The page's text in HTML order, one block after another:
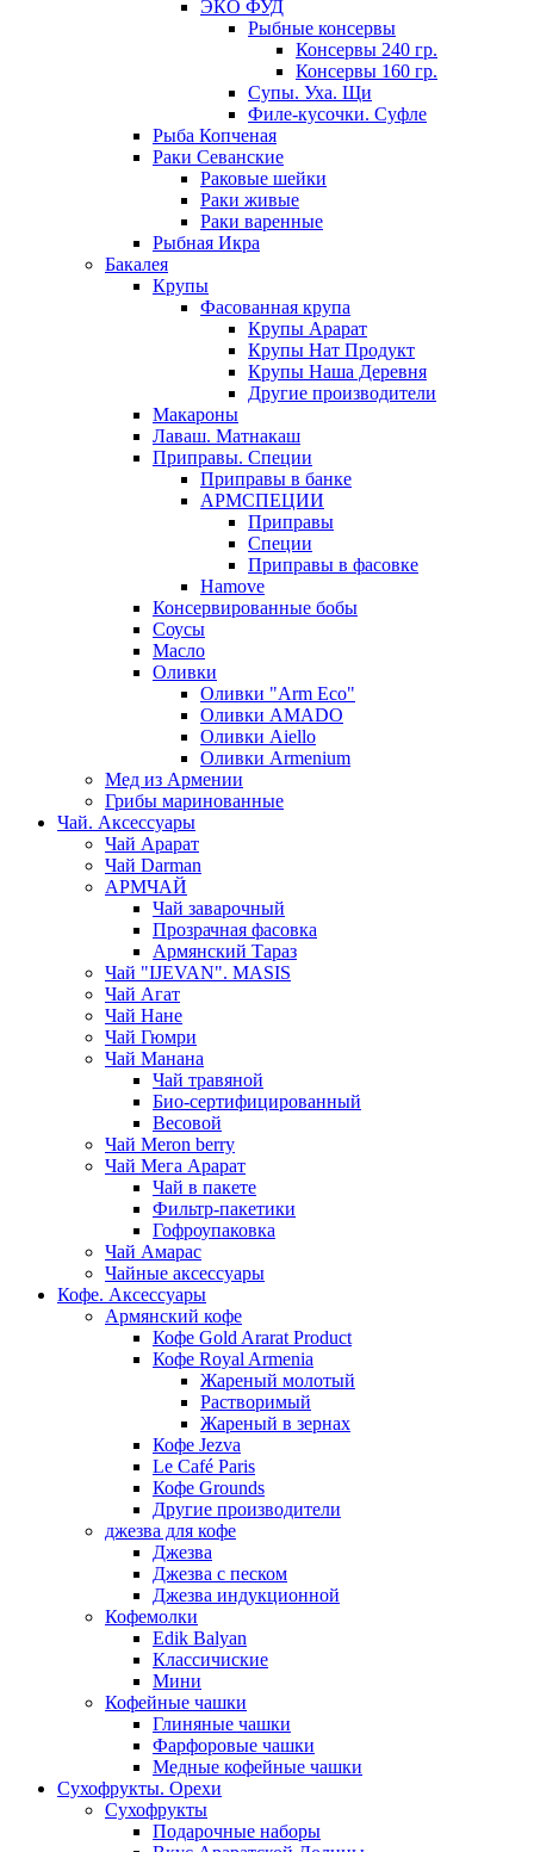
ЭКО ФУД
Рыбные консервы
Консервы 240 гр.
Консервы 160 гр.
Супы. Уха. Щи
Филе-кусочки. Суфле
Рыба Копченая
Раки Севанские
Раковые шейки
Раки живые
Раки варенные
Рыбная Икра
Бакалея
Крупы
Фасованная крупа
Крупы Арарат
Крупы Нат Продукт
Крупы Наша Деревня
Другие производители
Макароны
Лаваш. Матнакаш
Приправы. Специи
Приправы в банке
АРМСПЕЦИИ
Приправы
Специи
Приправы в фасовке
Hamove
Консервированные бобы
Соусы
Масло
Оливки
Оливки "Arm Eco"
Оливки AMADO
Оливки Aiello
Оливки Armenium
Мед из Армении
Грибы маринованные
Чай. Аксессуары
Чай Арарат
Чай Darman
АРМЧАЙ
Чай заварочный
Прозрачная фасовка
Армянский Тараз
Чай "IJEVAN". MASIS
Чай Агат
Чай Нане
Чай Гюмри
Чай Манана
Чай травяной
Био-сертифицированный
Весовой
Чай Meron berry
Чай Мега Арарат
Чай в пакете
Фильтр-пакетики
Гофроупаковка
Чай Амарас
Чайные аксессуары
Кофе. Аксессуары
Армянский кофе
Кофе Gold Ararat Product
Кофе Royal Armenia
Жареный молотый
Растворимый
Жареный в зернах
Кофе Jezva
Le Café Paris
Кофе Grounds
Другие производители
джезва для кофе
Джезва
Джезва с песком
Джезва индукционной
Кофемолки
Edik Balyan
Классичиские
Мини
Кофейные чашки
Глиняные чашки
Фарфоровые чашки
Медные кофейные чашки
Сухофрукты. Орехи
Сухофрукты
Подарочные наборы